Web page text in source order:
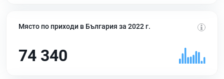
Място по приходи в България за 2022 г.
74 340